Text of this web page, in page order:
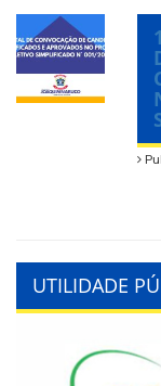
UTILIDADE